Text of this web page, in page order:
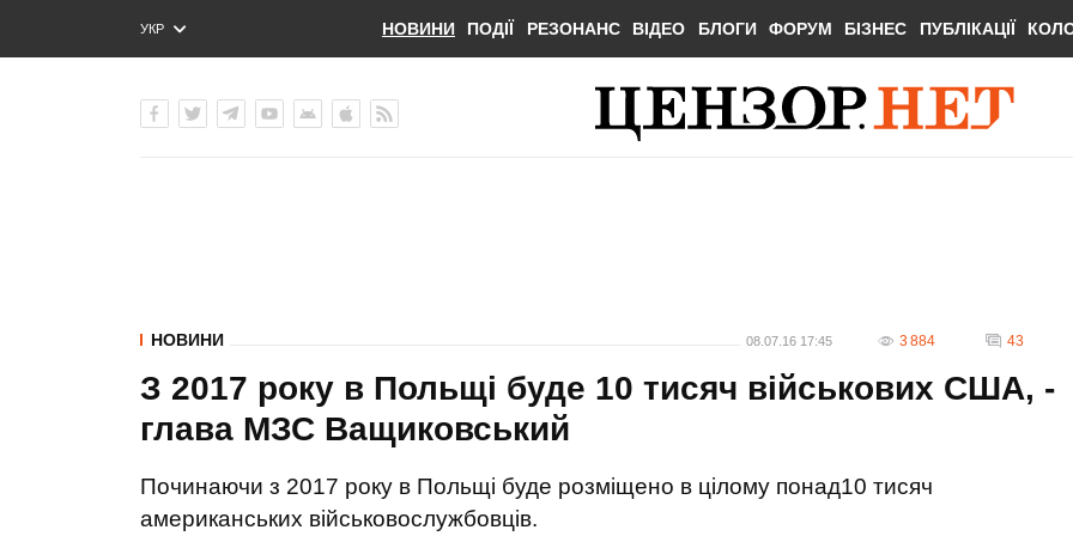
УКР
ENG
НОВИНИ ПОДІЇ РЕЗОНАНС ВІДЕО БЛОГИ ФОРУМ БІЗНЕС ПУБЛІКАЦІЇ
НОВИНИ 08.07.16 17:45 3 884 43
З 2017 року в Польщі буде 10 тисяч військових США, -
глава МЗС Ващиковський
Починаючи з 2017 року в Польщі буде розміщено в цілому понад10 тисяч
американських військовослужбовців.